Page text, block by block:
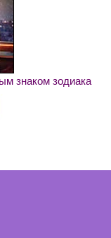
знаком зодиака